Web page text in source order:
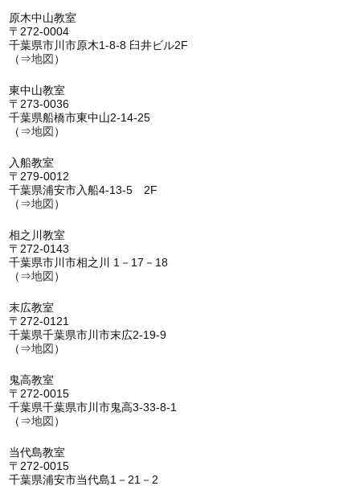
原木中山教室
〒272-0004
千葉県市川市原木1-8-8 臼井ビル2F
（⇒地図 ）
東中山教室
〒273-0036
千葉県船橋市東中山2-14-25
（⇒地図 ）
入船教室
〒279-0012
千葉県浦安市入船4-13-5 2F
（⇒地図 ）
相之川教室
〒272-0143
千葉県市川市相之川 1－17－18
（⇒地図 ）
末広教室
〒272-0121
千葉県千葉県市川市末広2-19-9
（⇒地図 ）
鬼高教室
〒272-0015
千葉県千葉県市川市鬼高3-33-8-1
（⇒地図 ）
当代島教室
〒272-0015
千葉県浦安市当代島1－21－2